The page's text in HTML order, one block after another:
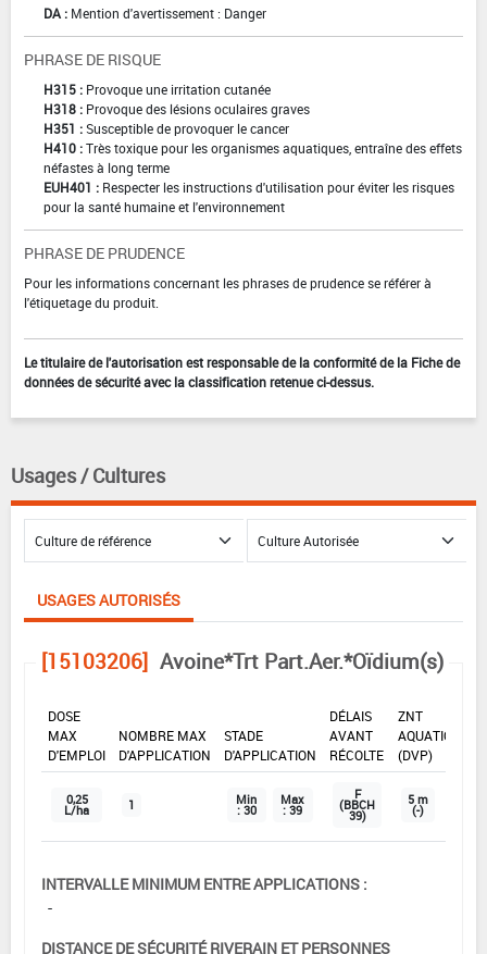
DA : Mention d'avertissement : Danger
PHRASE DE RISQUE
H315 : Provoque une irritation cutanée
H318 : Provoque des lésions oculaires graves
H351 :Susceptible de provoquer le cancer
H410 :Très toxique pour les organismes aquatiques, entraîne des effets
néfastes à long terme
EUH401 : Respecter les instructions d'utilisation pour éviter les risques
pour la santé humaine et l'environnement
PHRASE DE PRUDENCE
Pour les informations concernant les phrases de prudence se référer à
l'étiquetage du produit.
Le titulaire de l'autorisation est responsable de la conformité de la Fiche de
données de sécurité avec la classification retenue ci-dessus.
Usages / Cultures
USAGES AUTORISÉS
[15103206] Avoine*Trt Part.Aer.*Oïdium(s)
DOSE
MAX
D'EMPLOI
NOMBRE MAX
D'APPLICATION
STADE
D'APPLICATION
DÉLAIS
AVANT
RÉCOLTE
ZNT
AQUATIQUE
(DVP)
0,25
L/ha 1 Min
: 30
Max
: 39
F
(BBCH
39)
5 m
(-)
INTERVALLE MINIMUM ENTRE APPLICATIONS :
-
DISTANCE DE SÉCURITÉ RIVERAIN ET PERSONNES